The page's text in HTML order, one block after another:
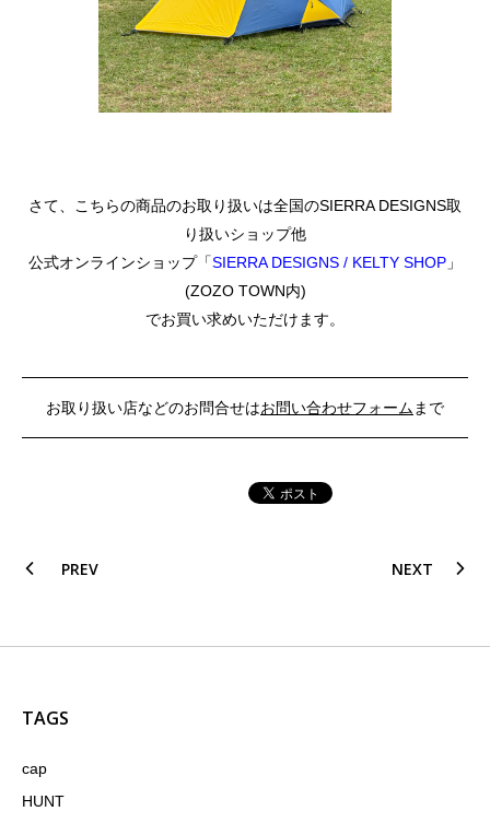
さて、こちらの商品のお取り扱いは全国のSIERRA DESIGNS取
り扱いショップ他
公式オンラインショップ「SIERRA DESIGNS / KELTY SHOP 」
(ZOZO TOWN内)
でお買い求めいただけます。
お取り扱い店などのお問合せはお問い合わせフォーム まで
PREV NEXT
TAGS
cap
HUNT